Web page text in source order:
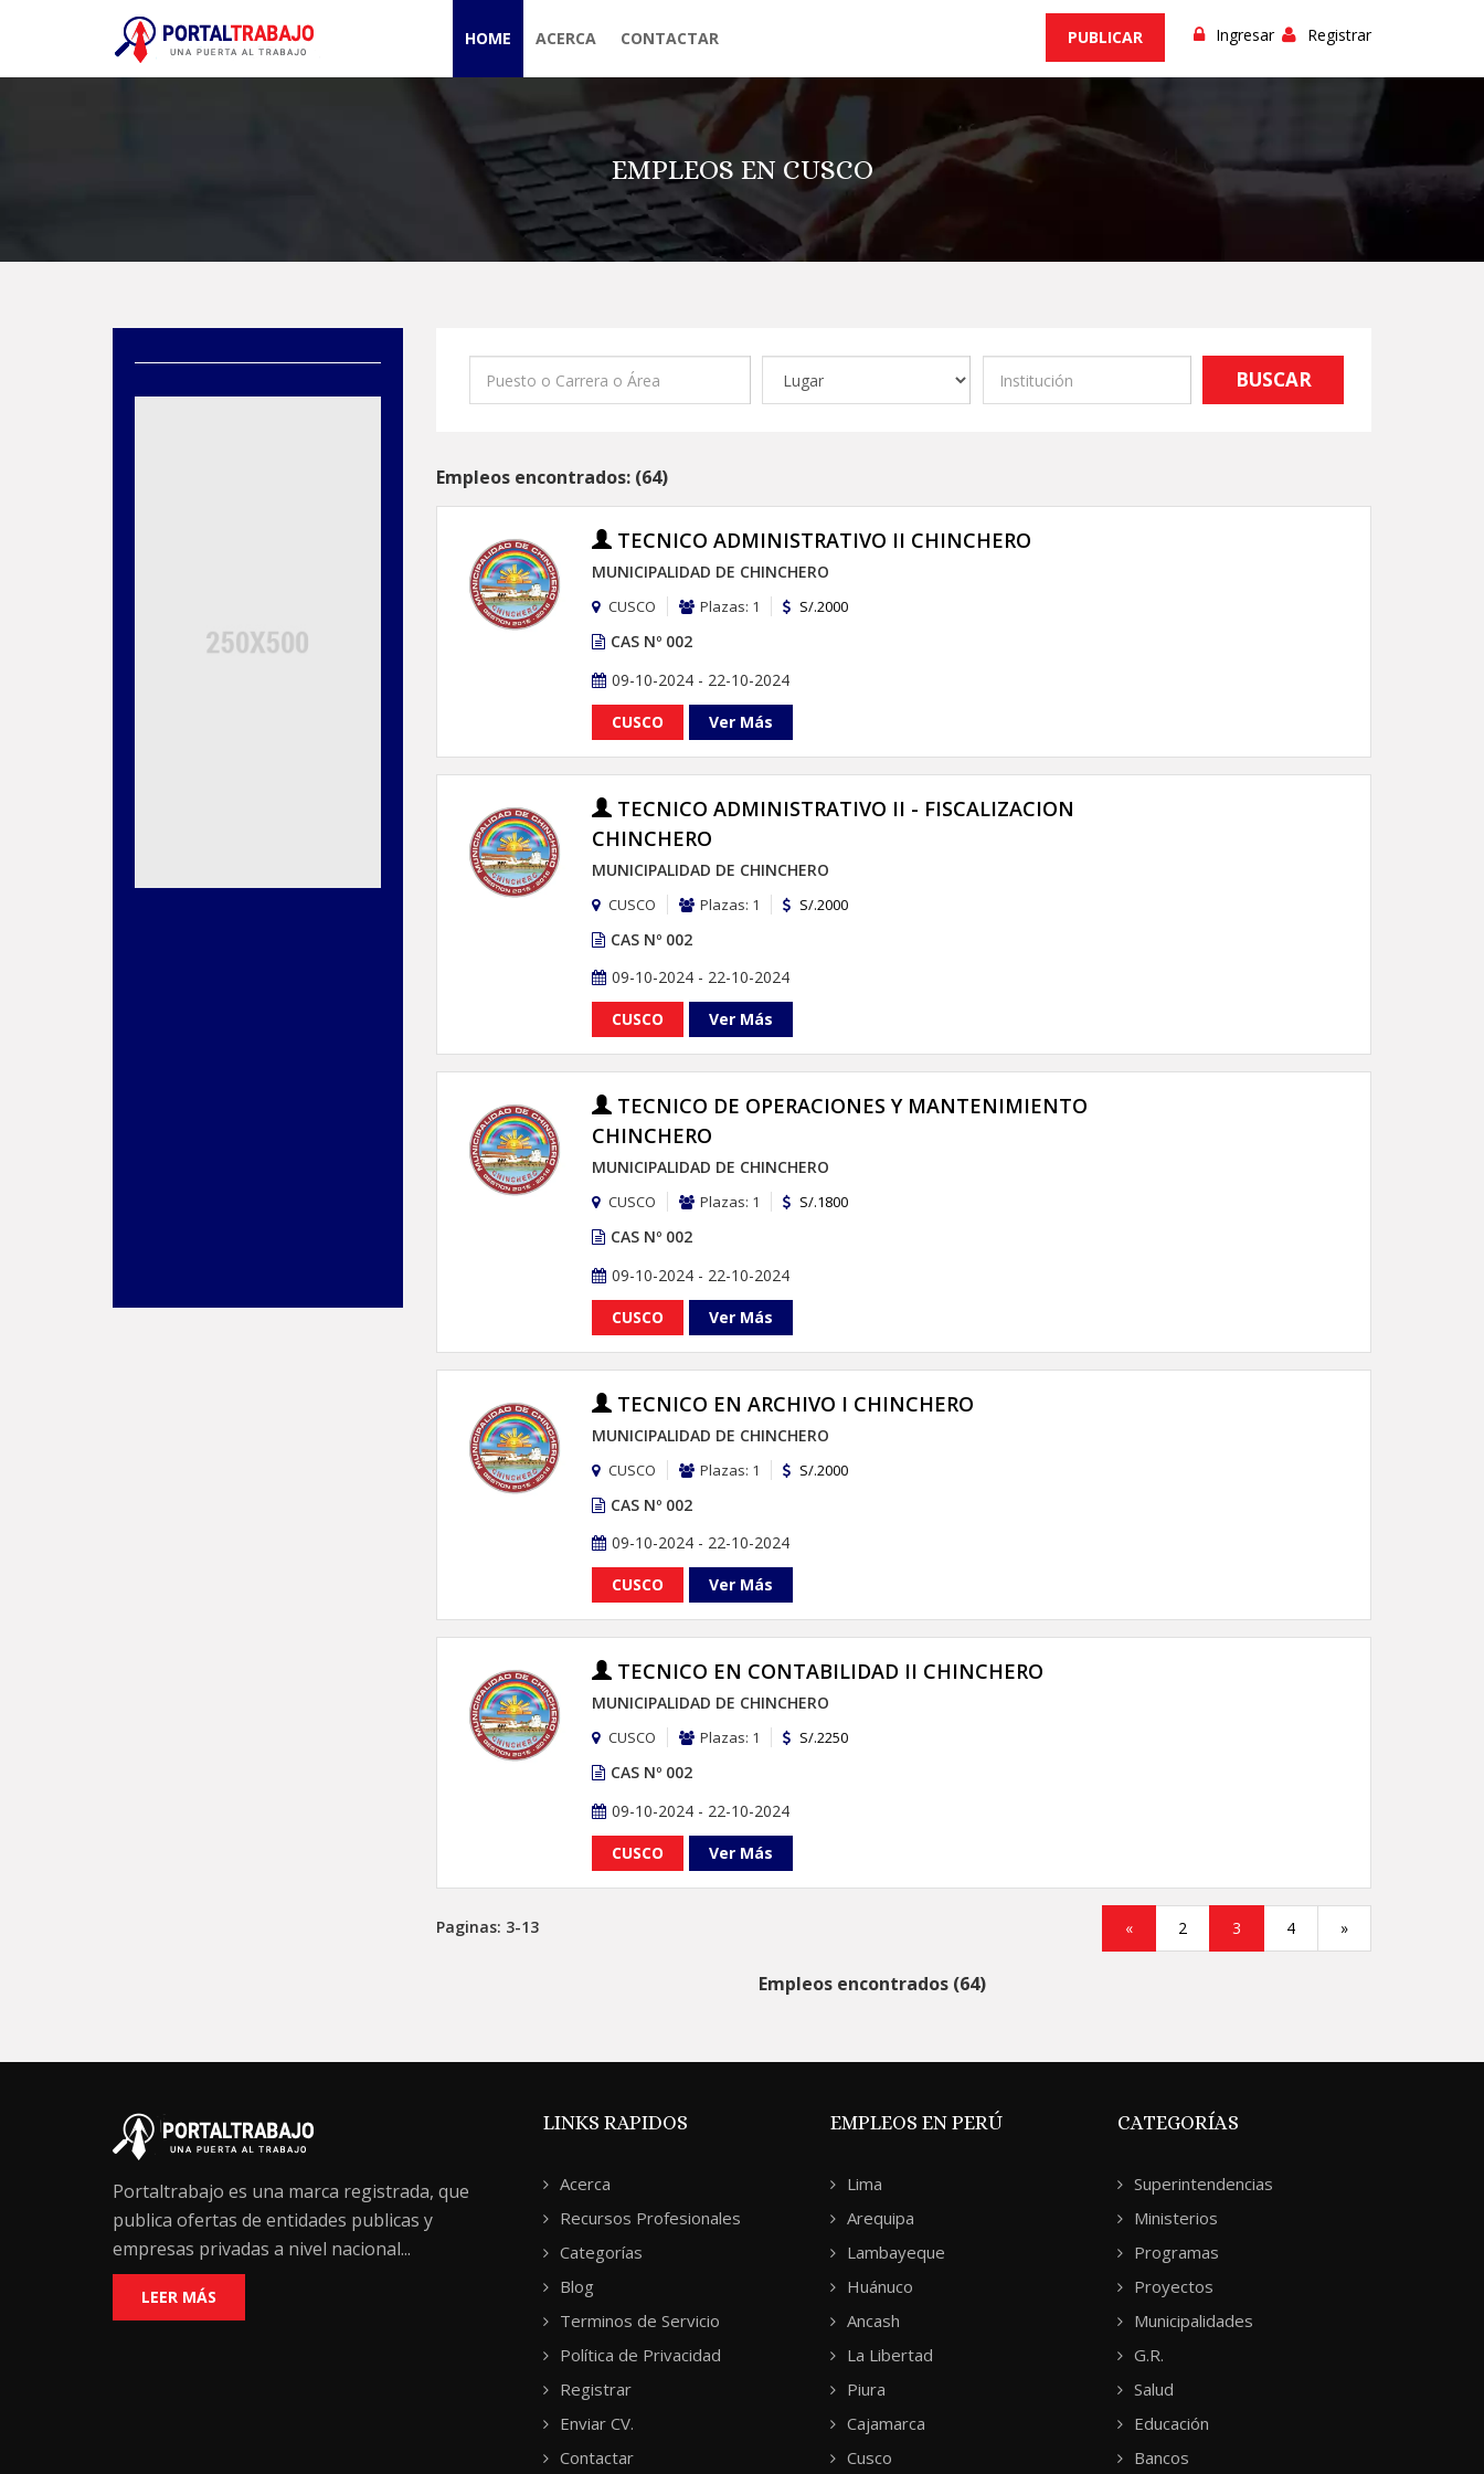
HOME ACERCA CONTACTAR PUBLICAR Ingresar Registrar
EMPLEOS EN CUSCO
Empleos encontrados: (64)
TECNICO ADMINISTRATIVO II CHINCHERO
MUNICIPALIDAD DE CHINCHERO
CUSCO Plazas: 1 S/.2000
CAS Nº 002
09-10-2024 - 22-10-2024
CUSCO
Ver Más
TECNICO ADMINISTRATIVO II - FISCALIZACION
CHINCHERO
MUNICIPALIDAD DE CHINCHERO
CUSCO Plazas: 1 S/.2000
CAS Nº 002
09-10-2024 - 22-10-2024
CUSCO
Ver Más
TECNICO DE OPERACIONES Y MANTENIMIENTO
CHINCHERO
MUNICIPALIDAD DE CHINCHERO
CUSCO Plazas: 1 S/.1800
CAS Nº 002
09-10-2024 - 22-10-2024
CUSCO
Ver Más
TECNICO EN ARCHIVO I CHINCHERO
MUNICIPALIDAD DE CHINCHERO
CUSCO Plazas: 1 S/.2000
CAS Nº 002
09-10-2024 - 22-10-2024
CUSCO
Ver Más
TECNICO EN CONTABILIDAD II CHINCHERO
MUNICIPALIDAD DE CHINCHERO
CUSCO Plazas: 1 S/.2250
CAS Nº 002
09-10-2024 - 22-10-2024
CUSCO
Ver Más
Paginas: 3-13 «Previous
2 3 4 »Next
Empleos encontrados (64)
Portaltrabajo es una marca registrada, que
publica ofertas de entidades publicas y
empresas privadas a nivel nacional...
LEER MÁS
LINKS RAPIDOS
Acerca
Recursos Profesionales
Categorías
Blog
Terminos de Servicio
Política de Privacidad
Registrar
Enviar CV.
Contactar
EMPLEOS EN PERÚ
Lima
Arequipa
Lambayeque
Huánuco
Ancash
La Libertad
Piura
Cajamarca
Cusco
CATEGORÍAS
Superintendencias
Ministerios
Programas
Proyectos
Municipalidades
G.R.
Salud
Educación
Bancos